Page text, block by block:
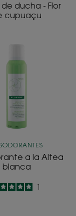
ducha - Flor
cupuaçu
Altea
a la Altea
blanca
5/51